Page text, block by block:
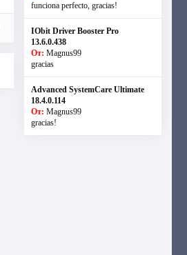
funciona perfecto, gracias!
IObit Driver Booster Pro
13.6.0.438
От: Magnus99
gracias
Advanced SystemCare Ultimate
18.4.0.114
От: Magnus99
gracias!